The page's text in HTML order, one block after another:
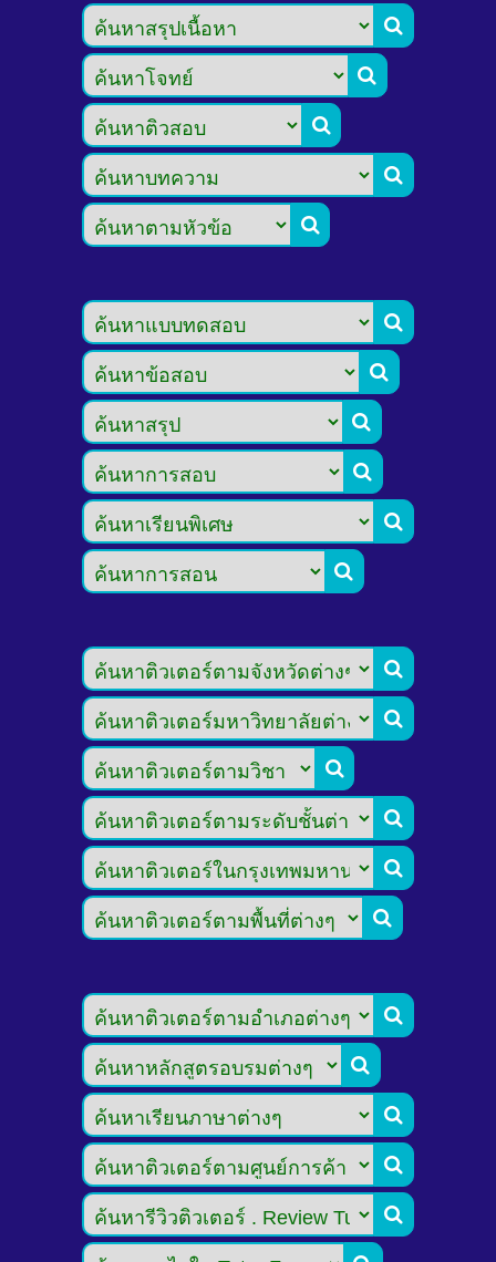





















